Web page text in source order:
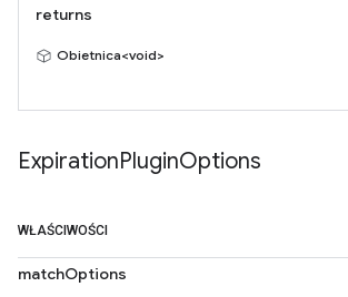
returns
Obietnica<void>
ExpirationPluginOptions
WŁAŚCIWOŚCI
matchOptions